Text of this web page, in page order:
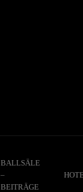
BALLSÄLE
–
BEITRÄGE